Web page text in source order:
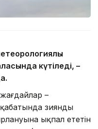
күтіледі, –
–
зиянды
ықпал ететін